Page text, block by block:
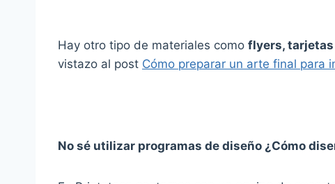
Hay otro tipo de materiales como flyers,
vistazo al post Cómo preparar un arte final para
No sé utilizar programas de diseño ¿Cómo